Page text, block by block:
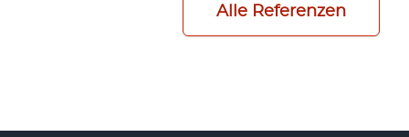
Alle Referenzen